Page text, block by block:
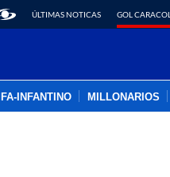
ÚLTIMAS NOTICAS GOL CARACOL
INFANTINO MILLONARIOS